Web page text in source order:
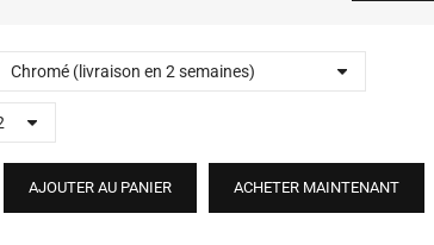
AJOUTER AU PANIER ACHETER MAINTENANT